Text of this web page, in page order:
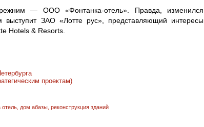
— ООО «Фонтанка-отель». Правда, изменился
выступит ЗАО «Лотте рус», представляющий интересы
Hotels & Resorts.
проектам)
отель дом абазы реконструкция зданий